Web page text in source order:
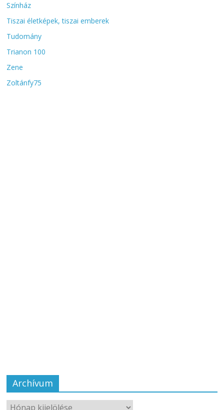
Színház
Tiszai életképek, tiszai emberek
Tudomány
Trianon 100
Zene
Zoltánfy75
Archívum